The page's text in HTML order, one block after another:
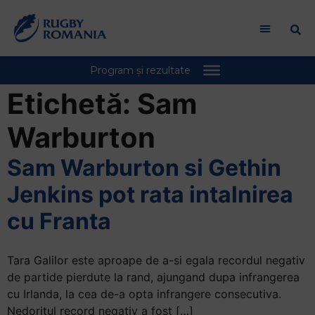
Etichetă: Sam
Warburton
Sam Warburton si Gethin
Jenkins pot rata intalnirea
cu Franta
Tara Galilor este aproape de a-si egala recordul negativ
de partide pierdute la rand, ajungand dupa infrangerea
cu Irlanda, la cea de-a opta infrangere consecutiva.
Nedoritul record negativ a fost […]